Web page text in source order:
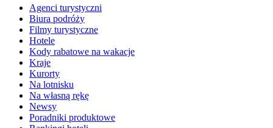
Agenci turystyczni
Biura podróży
Filmy turystyczne
Hotele
Kody rabatowe na wakacje
Kraje
Kurorty
Na lotnisku
Na własną rękę
Newsy
Poradniki produktowe